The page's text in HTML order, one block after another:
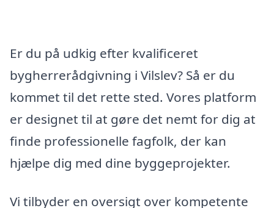
Er du på udkig efter kvalificeret
bygherrerådgivning i Vilslev? Så er du
kommet til det rette sted. Vores platform
er designet til at gøre det nemt for dig at
finde professionelle fagfolk, der kan
hjælpe dig med dine byggeprojekter.
Vi tilbyder en oversigt over kompetente